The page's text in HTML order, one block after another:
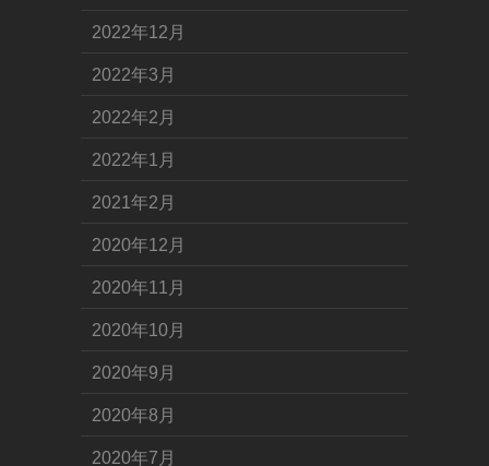
2022年12月
2022年3月
2022年2月
2022年1月
2021年2月
2020年12月
2020年11月
2020年10月
2020年9月
2020年8月
2020年7月